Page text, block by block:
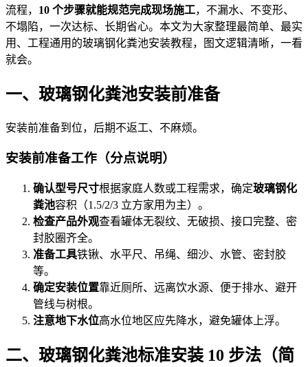
流程， 10 个步骤就能规范完成现场施工，不漏水、不变形、
不塌陷，一次达标、长期省心。本文为大家整理最简单、最实
用、工程通用的玻璃钢化粪池安装教程，图文逻辑清晰，一看
就会。
一、玻璃钢化粪池安装前准备
安装前准备到位，后期不返工、不麻烦。
安装前准备工作（分点说明）
确认型号尺寸根据家庭人数或工程需求，确定玻璃钢化
粪池容积（1.5/2/3 立方家用为主）。
检查产品外观查看罐体无裂纹、无破损、接口完整、密
封胶圈齐全。
准备工具铁锹、水平尺、吊绳、细沙、水管、密封胶
等。
确定安装位置靠近厕所、远离饮水源、便于排水、避开
管线与树根。
注意地下水位高水位地区应先降水，避免罐体上浮。
二、玻璃钢化粪池标准安装 10 步法（简